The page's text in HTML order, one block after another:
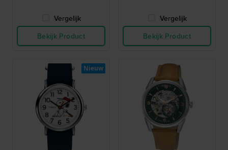
Vergelijk
Bekijk Product
Vergelijk
Bekijk Product
Nieuw